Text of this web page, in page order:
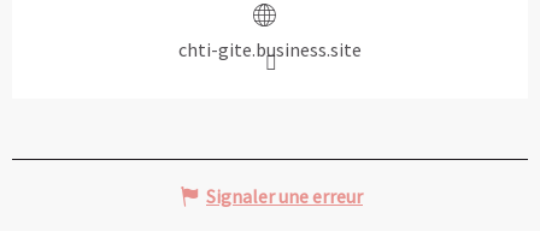
chti-gite.business.site
Signaler une erreur